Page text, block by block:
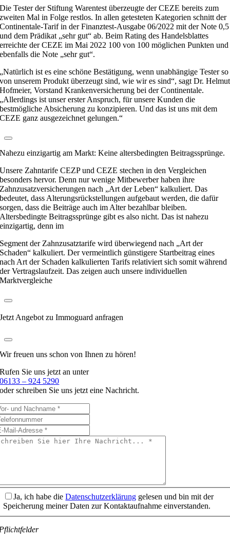
Die Tester der Stiftung Warentest überzeugte der CEZE bereits zum
zweiten Mal in Folge restlos. In allen getesteten Kategorien schnitt der
Continentale-Tarif in der Finanztest-Ausgabe 06/2022 mit der Note 0,5
und dem Prädikat „sehr gut“ ab. Beim Rating des Handelsblattes
erreichte der CEZE im Mai 2022 100 von 100 möglichen Punkten und
ebenfalls die Note „sehr gut“.
„Natürlich ist es eine schöne Bestätigung, wenn unabhängige Tester so
von unserem Produkt überzeugt sind, wie wir es sind“, sagt Dr. Helmut
Hofmeier, Vorstand Krankenversicherung bei der Continentale.
„Allerdings ist unser erster Anspruch, für unsere Kunden die
bestmögliche Absicherung zu konzipieren. Und das ist uns mit dem
CEZE ganz ausgezeichnet gelungen.“
Nahezu einzigartig am Markt: Keine altersbedingten Beitragssprünge.
Unsere Zahntarife CEZP und CEZE stechen in den Vergleichen
besonders hervor. Denn nur wenige Mitbewerber haben ihre
Zahnzusatzversicherungen nach „Art der Leben“ kalkuliert. Das
bedeutet, dass Alterungsrückstellungen aufgebaut werden, die dafür
sorgen, dass die Beiträge auch im Alter bezahlbar bleiben.
Altersbedingte Beitragssprünge gibt es also nicht. Das ist nahezu
einzigartig, denn im
Segment der Zahnzusatztarife wird überwiegend nach „Art der
Schaden“ kalkuliert. Der vermeintlich günstigere Startbeitrag eines
nach Art der Schaden kalkulierten Tarifs relativiert sich somit während
der Vertragslaufzeit. Das zeigen auch unsere individuellen
Marktvergleiche
Jetzt Angebot zu Immoguard anfragen
Wir freuen uns schonvon Ihnen zu hören!
Rufen Sie uns jetzt an unter
06133 – 924 5290
oder schreiben Sie uns jetzt eine Nachricht.
Ja, ich habe dieDatenschutzerklärung gelesen und bin mit der
Speicherung meiner Daten zur Kontaktaufnahme einverstanden.